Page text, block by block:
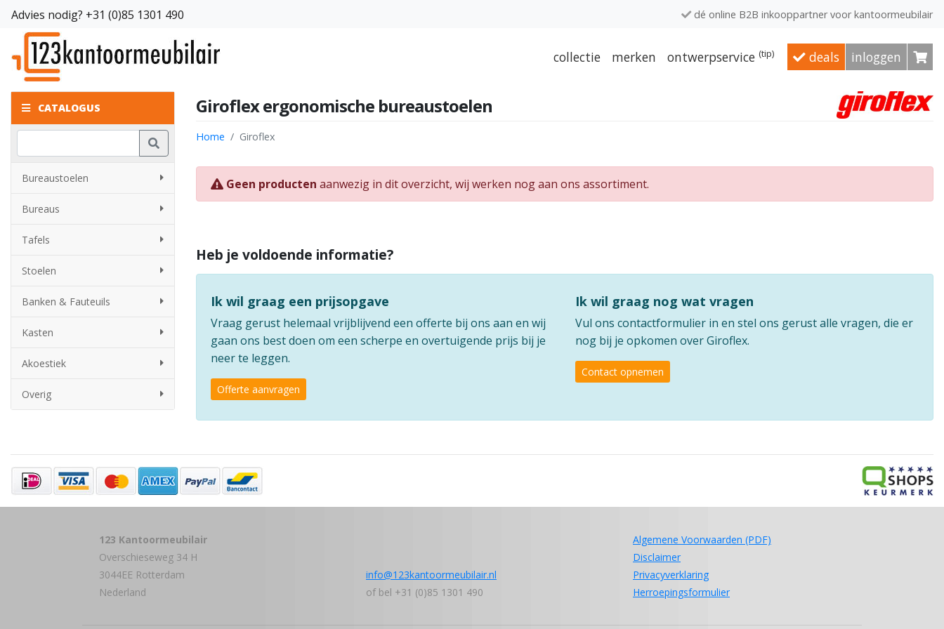
collectie merken ontwerpservice (tip) deals inloggen
Advies nodig? +31 (0)85 1301 490 dé online B2B inkooppartner voor kantoormeubilair
CATALOGUS
Bureaustoelen
Bureaus
Tafels
Stoelen
Banken & Fauteuils
Kasten
Akoestiek
Overig
Giroflex ergonomische bureaustoelen
Home Giroflex
Geen producten aanwezig in dit overzicht, wij werken nog aan ons assortiment.
Heb je voldoende informatie?
Ik wil graag een prijsopgave
Vraag gerust helemaal vrijblijvend een offerte bij ons aan en wij
gaan ons best doen om een scherpe en overtuigende prijs bij je
neer te leggen.
Offerte aanvragen
Ik wil graag nog wat vragen
Vul ons contactformulier in en stel ons gerust alle vragen, die er
nog bij je opkomen over Giroflex.
Contact opnemen
123 Kantoormeubilair
Overschieseweg 34 H
3044EE Rotterdam
Nederland
info@123kantoormeubilair.nl
of bel +31 (0)85 1301 490
Algemene Voorwaarden (PDF)
Disclaimer
Privacyverklaring
Herroepingsformulier